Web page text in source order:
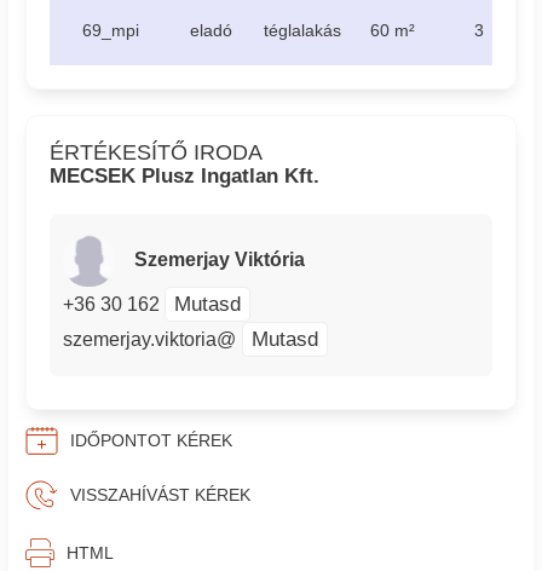
69_mpi eladó téglalakás 60 m² 3
ÉRTÉKESÍTŐ IRODA
MECSEK Plusz Ingatlan Kft.
Szemerjay Viktória
+36 30 162 Mutasd
szemerjay.viktoria@ Mutasd
IDŐPONTOT KÉREK
VISSZAHÍVÁST KÉREK
⎙︁ HTML